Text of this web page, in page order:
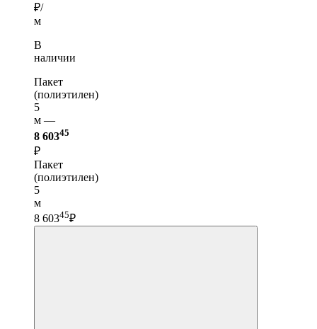
₽/
м
В
наличии
Пакет
(полиэтилен)
5
м —
8 60345
₽
Пакет
(полиэтилен)
5
м
8 60345₽